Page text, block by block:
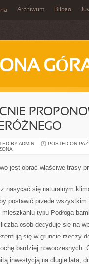
Archiwum Bilbao
BY ADMIN POSTED ON
jest obrać właściwe trasy
nasycać się naturalnym
postawić przede
mieszkaniu typu Podłoga
osób decyduje się na
się w gruncie rzeczy
bardziej nowoczesnych.
inwestycją na długie lata,